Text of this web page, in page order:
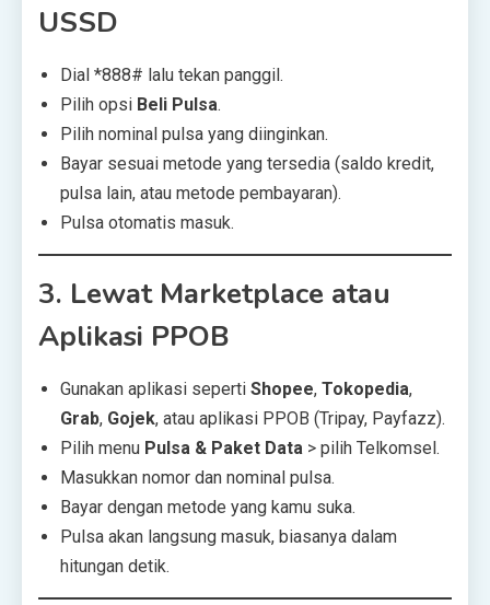
USSD
Dial *888# lalu tekan panggil.
Pilih opsi Beli Pulsa.
Pilih nominal pulsa yang diinginkan.
Bayar sesuai metode yang tersedia (saldo kredit,
pulsa lain, atau metode pembayaran).
Pulsa otomatis masuk.
3. Lewat Marketplace atau
Aplikasi PPOB
Gunakan aplikasi seperti Shopee, Tokopedia,
Grab, Gojek, atau aplikasi PPOB (Tripay, Payfazz).
Pilih menu Pulsa & Paket Data > pilih Telkomsel.
Masukkan nomor dan nominal pulsa.
Bayar dengan metode yang kamu suka.
Pulsa akan langsung masuk, biasanya dalam
hitungan detik.